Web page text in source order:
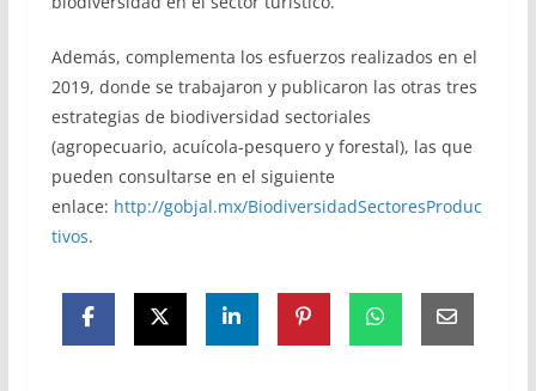
Además, complementa los esfuerzos realizados en el
2019, donde se trabajaron y publicaron las otras tres
estrategias de biodiversidad sectoriales
(agropecuario, acuícola-pesquero y forestal), las que
pueden consultarse en el siguiente
enlace: http://gobjal.mx/BiodiversidadSectoresProduc
tivos.